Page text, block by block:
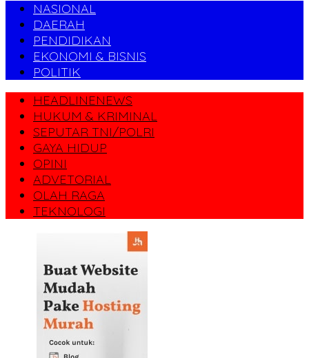
NASIONAL
DAERAH
PENDIDIKAN
EKONOMI & BISNIS
POLITIK
HEADLINENEWS
HUKUM & KRIMINAL
SEPUTAR TNI/POLRI
GAYA HIDUP
OPINI
ADVETORIAL
OLAH RAGA
TEKNOLOGI